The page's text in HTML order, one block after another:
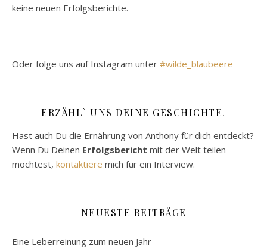
keine neuen Erfolgsberichte.
Oder folge uns auf Instagram unter #wilde_blaubeere
ERZÄHL` UNS DEINE GESCHICHTE.
Hast auch Du die Ernährung von Anthony für dich entdeckt?
Wenn Du Deinen Erfolgsbericht mit der Welt teilen
möchtest, kontaktiere mich für ein Interview.
NEUESTE BEITRÄGE
Eine Leberreinung zum neuen Jahr